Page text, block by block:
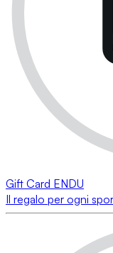
Gift Card ENDU
Il regalo per ogni